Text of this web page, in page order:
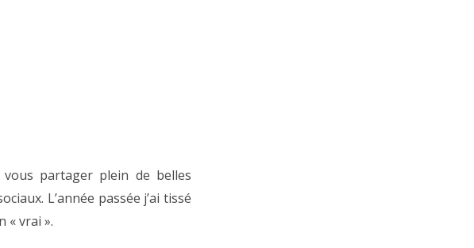
partager plein de belles
L’année passée j’ai tissé
« vrai ».